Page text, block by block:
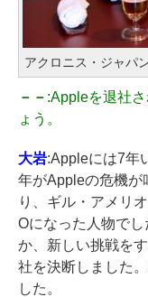
アクロニス・ジャパ
－－ :Appleを退社
ょう。
大岩:Appleには7年
年がAppleの危機が
り、ギル・アメリ
Oになった人物で
か、新しい挑戦を
社を決断しました
した。